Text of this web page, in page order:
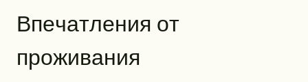
Впечатления от
проживания